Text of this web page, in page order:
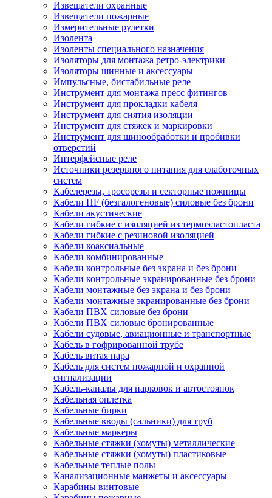
Извещатели охранные
Извещатели пожарные
Измерительные рулетки
Изолента
Изоленты специального назначения
Изоляторы для монтажа ретро-электрики
Изоляторы шинные и аксессуары
Импульсные, бистабильные реле
Инструмент для монтажа пресс фитингов
Инструмент для прокладки кабеля
Инструмент для снятия изоляции
Инструмент для стяжек и маркировки
Инструмент для шинообработки и пробивки
отверстий
Интерфейсные реле
Источники резервного питания для слаботочных
систем
Кабелерезы, тросорезы и секторные ножницы
Кабели HF (безгалогеновые) силовые без брони
Кабели акустические
Кабели гибкие с изоляцией из термоэластопласта
Кабели гибкие с резиновой изоляцией
Кабели коаксиальные
Кабели комбинированные
Кабели контрольные без экрана и без брони
Кабели контрольные экранированные без брони
Кабели монтажные без экрана и без брони
Кабели монтажные экранированные без брони
Кабели ПВХ силовые без брони
Кабели ПВХ силовые бронированные
Кабели судовые, авиационные и транспортные
Кабель в гофрированной трубе
Кабель витая пара
Кабель для систем пожарной и охранной
сигнализации
Кабель-каналы для парковок и автостоянок
Кабельная оплетка
Кабельные бирки
Кабельные вводы (сальники) для труб
Кабельные маркеры
Кабельные стяжки (хомуты) металлические
Кабельные стяжки (хомуты) пластиковые
Кабельные теплые полы
Канализационные манжеты и аксессуары
Карабины винтовые